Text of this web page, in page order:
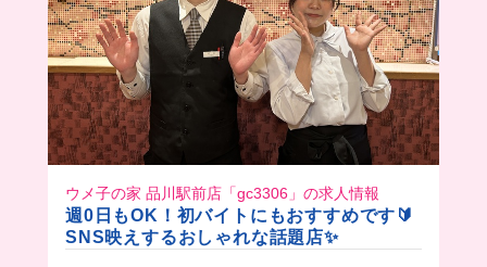
ウメ子の家 品川駅前店「gc3306」の求人情報
週0日もOK！初バイトにもおすすめです🔰
SNS映えするおしゃれな話題店✨